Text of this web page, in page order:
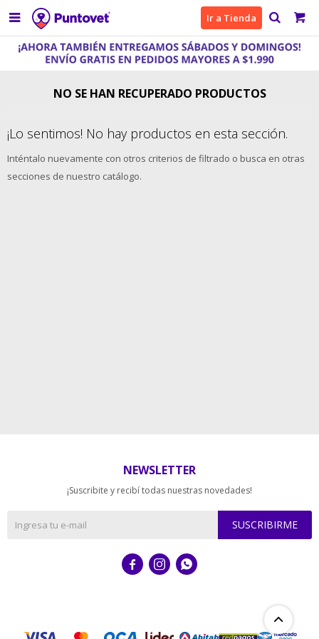
 Ir a Tienda
NO SE HAN RECUPERADO PRODUCTOS
¡Lo sentimos! No hay productos en esta sección.
Inténtalo nuevamente con otros criterios de filtrado o busca en otras
secciones de nuestro catálogo.
NEWSLETTER
¡Suscribite y recibí todas nuestras novedades!
SUSCRIBIRME
  